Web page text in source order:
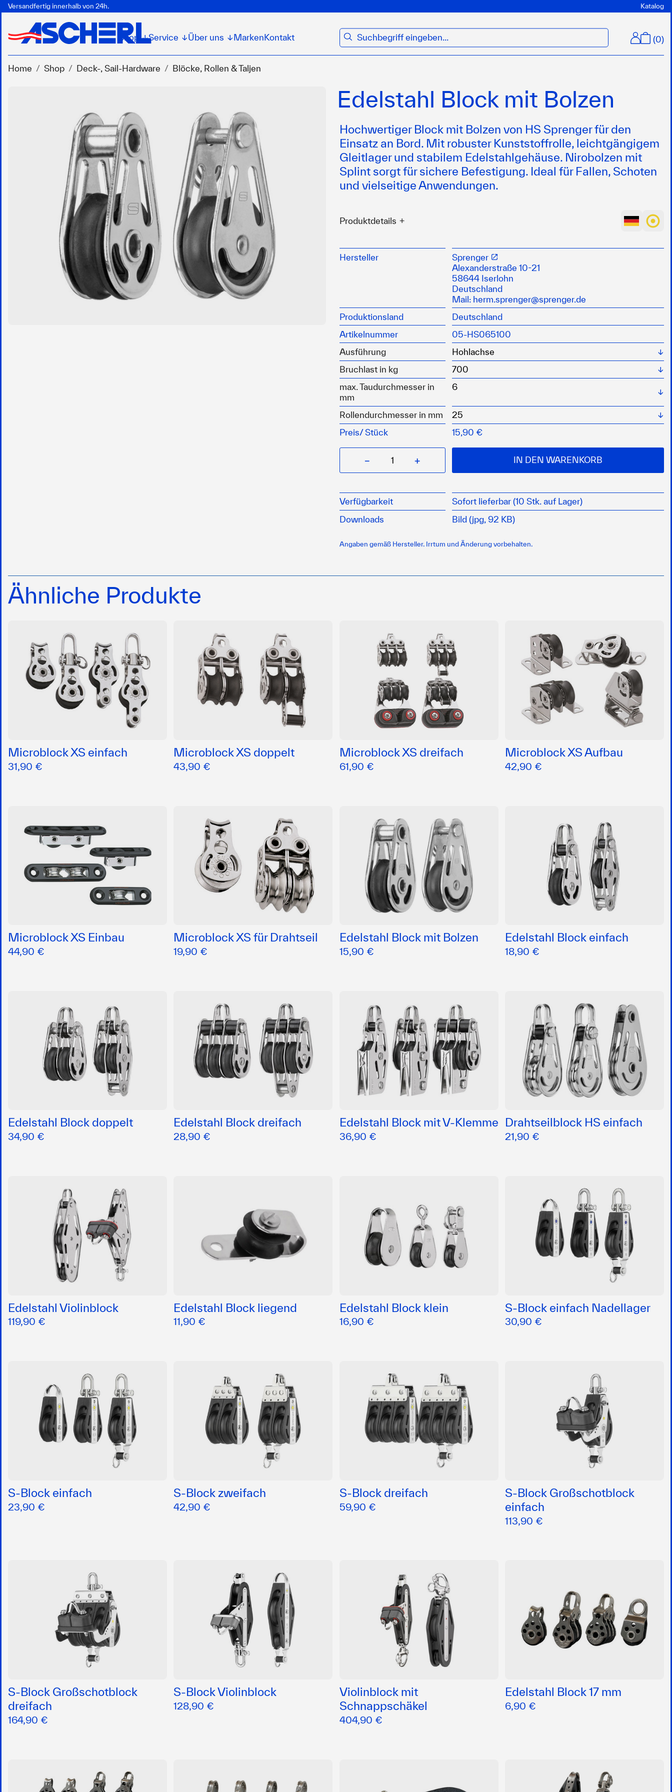
Versandfertig innerhalb von 24h. Katalog
Shop ↓Service ↓Über uns ↓ Marken Kontakt suchen (0)
Home Shop Deck-, Sail-Hardware Blöcke, Rollen & Taljen
Edelstahl Block mit Bolzen
Hochwertiger Block mit Bolzen von HS Sprenger für den
Einsatz an Bord. Mit robuster Kunststoffrolle, leichtgängigem
Gleitlager und stabilem Edelstahlgehäuse. Nirobolzen mit
Splint sorgt für sichere Befestigung. Ideal für Fallen, Schoten
und vielseitige Anwendungen.
Produktdetails
Nirobolzen mit Splint
Hersteller
Sprenger
Alexanderstraße 10-21
58644 Iserlohn
Deutschland
Mail: herm.sprenger@sprenger.de
Produktionsland
Deutschland
Artikelnummer
05-HS065100
Ausführung
Bruchlast in kg
max. Taudurchmesser in
mm
Rollendurchmesser in mm
Preis/Stück 15,90 €
− + IN DEN WARENKORB
Verfügbarkeit
Sofort lieferbar (10 Stk. auf Lager)
Downloads
Bild (jpg, 92 KB)
Angaben gemäß Hersteller. Irrtum und Änderung vorbehalten.
Ähnliche Produkte
Microblock XS einfach
31,90 €
Microblock XS doppelt
43,90 €
Microblock XS dreifach
61,90 €
Microblock XS Aufbau
42,90 €
Microblock XS Einbau
44,90 €
Microblock XS für Drahtseil
19,90 €
Edelstahl Block mit Bolzen
15,90 €
Edelstahl Block einfach
18,90 €
Edelstahl Block doppelt
34,90 €
Edelstahl Block dreifach
28,90 €
Edelstahl Block mit V-Klemme
36,90 €
Drahtseilblock HS einfach
21,90 €
Edelstahl Violinblock
119,90 €
Edelstahl Block liegend
11,90 €
Edelstahl Block klein
16,90 €
S-Block einfach Nadellager
30,90 €
S-Block einfach
23,90 €
S-Block zweifach
42,90 €
S-Block dreifach
59,90 €
S-Block Großschotblock
einfach
113,90 €
S-Block Großschotblock
dreifach
164,90 €
S-Block Violinblock
128,90 €
Violinblock mit
Schnappschäkel
404,90 €
Edelstahl Block 17 mm
6,90 €